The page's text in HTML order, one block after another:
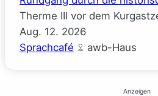
Therme III vor dem
Aug. 12. 2026
Sprachcafé
awb-Haus
Anzeigen